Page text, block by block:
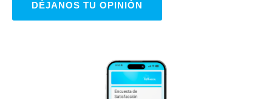
DÉJANOS TU OPINIÓN